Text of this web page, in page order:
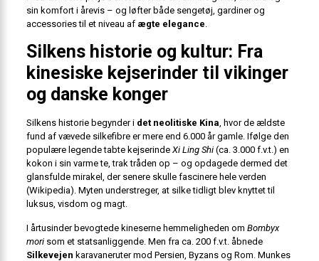
sin komfort i årevis – og løfter både sengetøj, gardiner og
accessories til et niveau af ægte elegance.
Silkens historie og kultur: Fra
kinesiske kejserinder til vikinger
og danske konger
Silkens historie begynder i det neolitiske Kina, hvor de ældste
fund af vævede silkefibre er mere end 6.000 år gamle. Ifølge den
populære legende tabte kejserinde Xi Ling Shi(ca. 3.000 f.v.t.) en
kokon i sin varme te, trak tråden op – og opdagede dermed det
glansfulde mirakel, der senere skulle fascinere hele verden
(Wikipedia). Myten understreger, at silke tidligt blev knyttet til
luksus, visdom og magt.
I årtusinder bevogtede kineserne hemmeligheden om Bombyx
morisom et statsanliggende. Men fra ca. 200 f.v.t. åbnede
Silkevejen karavaneruter mod Persien, Byzans og Rom. Munkes